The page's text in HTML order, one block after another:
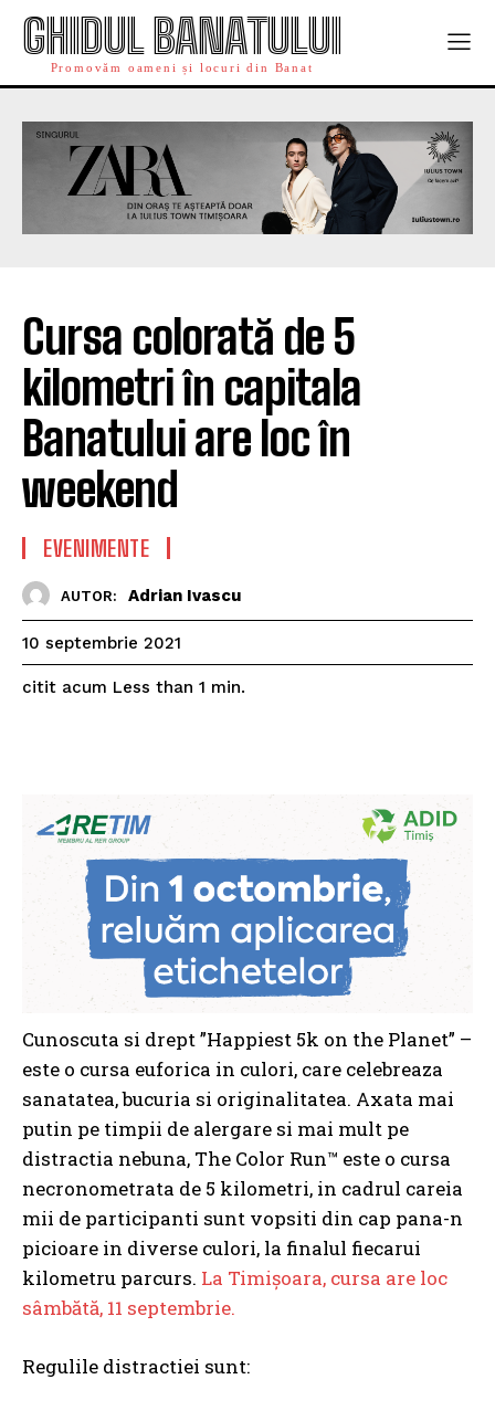
GHIDUL BANATULUI
Promovăm oameni și locuri din Banat
Cursa colorată de 5
kilometri în capitala
Banatului are loc în
weekend
EVENIMENTE
AUTOR: Adrian Ivascu
10 septembrie 2021
citit acum Less than 1 min.
Cunoscuta si drept ”Happiest 5k on the Planet” –
este o cursa euforica in culori, care celebreaza
sanatatea, bucuria si originalitatea. Axata mai
putin pe timpii de alergare si mai mult pe
distractia nebuna, The Color Run™ este o cursa
necronometrata de 5 kilometri, in cadrul careia
mii de participanti sunt vopsiti din cap pana-n
picioare in diverse culori, la finalul fiecarui
kilometru parcurs. La Timișoara, cursa are loc
sâmbătă, 11 septembrie.
Regulile distractiei sunt: